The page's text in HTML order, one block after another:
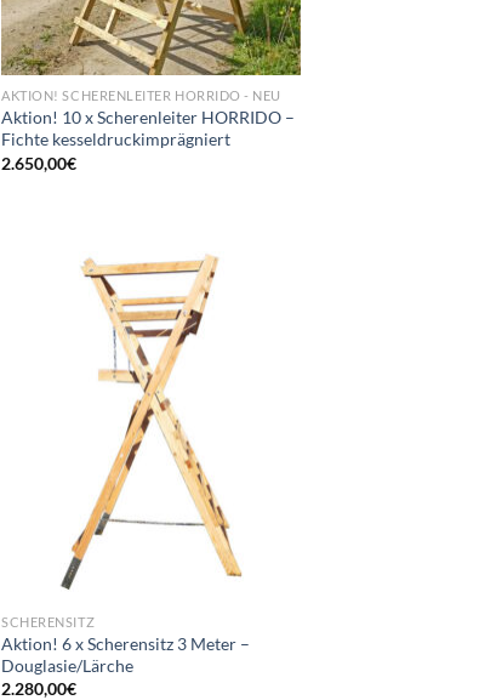
AKTION! SCHERENLEITER HORRIDO - NEU
Aktion! 10 x Scherenleiter HORRIDO –
Fichte kesseldruckimprägniert
2.650,00€
SCHERENSITZ
Aktion! 6 x Scherensitz 3 Meter –
Douglasie/Lärche
2.280,00€